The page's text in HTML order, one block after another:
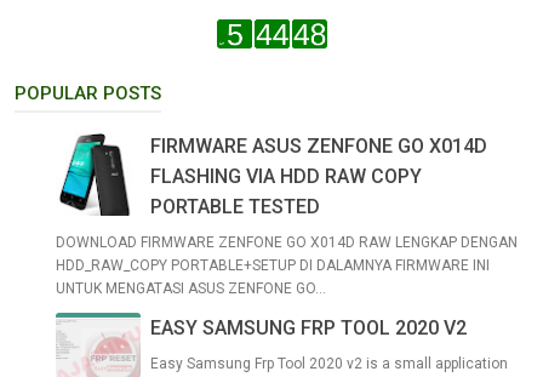
POPULAR POSTS
FIRMWARE ASUS ZENFONE GO X014D
FLASHING VIA HDD RAW COPY
PORTABLE TESTED
DOWNLOAD FIRMWARE ZENFONE GO X014D RAW LENGKAP DENGAN
HDD_RAW_COPY PORTABLE+SETUP DI DALAMNYA FIRMWARE INI
UNTUK MENGATASI ASUS ZENFONE GO...
EASY SAMSUNG FRP TOOL 2020 V2
Easy Samsung Frp Tool 2020 v2 is a small application